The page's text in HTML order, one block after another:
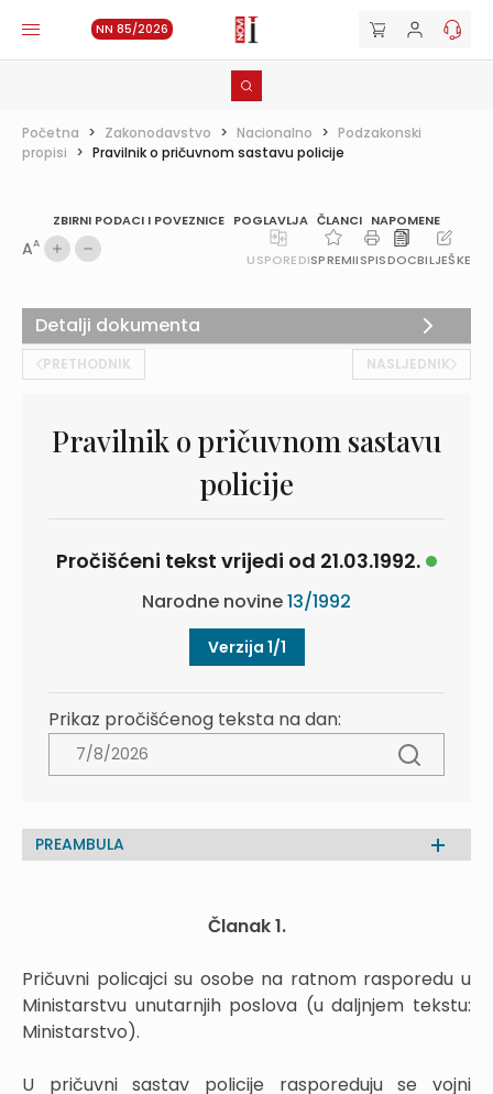
NN 85/2026
Početna > Zakonodavstvo > Nacionalno > Podzakonski
propisi > Pravilnik o pričuvnom sastavu policije
ZBIRNI PODACI I POVEZNICE POGLAVLJA ČLANCI NAPOMENE
AA
USPOREDISPREMIISPISDOCBILJEŠKE
PRETHODNIK NASLJEDNIK
Pravilnik o pričuvnom sastavu
policije
Pročišćeni tekst vrijedi od 21.03.1992.
Narodne novine13/1992
Verzija 1/1
Prikaz pročišćenog teksta na dan:
PREAMBULA
Članak 1.
Pričuvni policajci su osobe na ratnom rasporedu u
Ministarstvu unutarnjih poslova (u daljnjem tekstu:
Ministarstvo).
U pričuvni sastav policije rasporeduju se vojni
Detalji dokumenta